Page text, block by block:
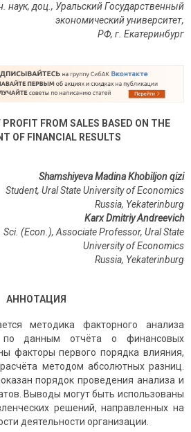
наук, доц., Уральский Государственный
экономический университет,
РФ, г. Екатеринбург
PROFIT FROM SALES BASED ON THE
OF FINANCIAL RESULTS
Shamshiyeva Madina Khobiljon qizi
Student, Ural State University of Economics
Russia, Yekaterinburg
Karx Dmitriy Andreevich
(Econ.), Associate Professor, Ural State
University of Economics
Russia, Yekaterinburg
АННОТАЦИЯ
методика факторного анализа
данным отчёта о финансовых
факторы первого порядка влияния,
методом абсолютных разниц.
порядок проведения анализа и
Выводы могут быть использованы
решений, направленных на
деятельности организации.